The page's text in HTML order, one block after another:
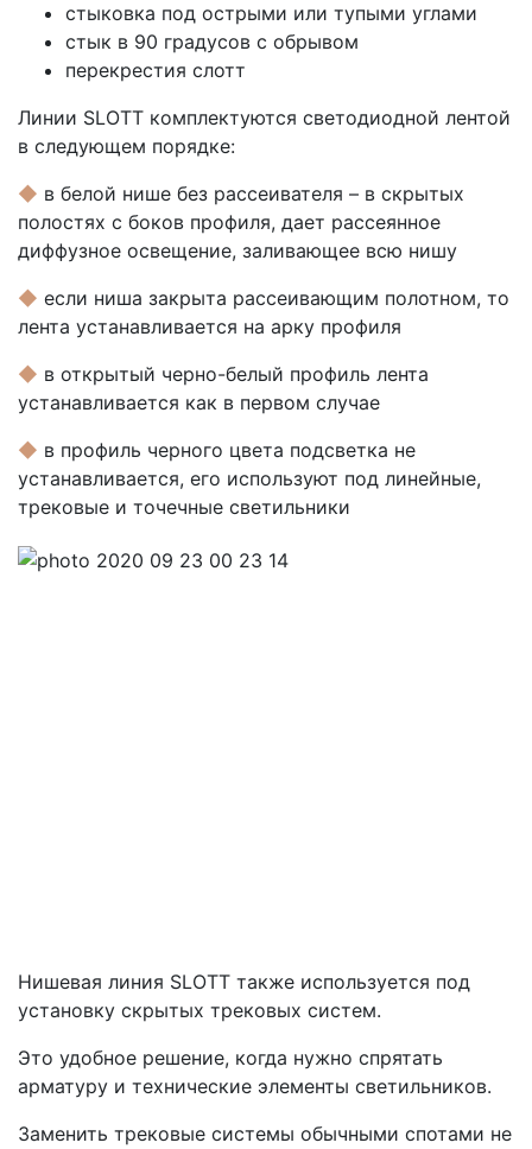
стыковка под острыми или тупыми углами
стык в 90 градусов с обрывом
перекрестия слотт
Линии SLOTT комплектуются светодиодной лентой
в следующем порядке:
◆ в белой нише без рассеивателя – в скрытых
полостях с боков профиля, дает рассеянное
диффузное освещение, заливающее всю нишу
◆ если ниша закрыта рассеивающим полотном, то
лента устанавливается на арку профиля
◆ в открытый черно-белый профиль лента
устанавливается как в первом случае
◆ в профиль черного цвета подсветка не
устанавливается, его используют под линейные,
трековые и точечные светильники
Нишевая линия SLOTT также используется под
установку скрытых трековых систем.
Это удобное решение, когда нужно спрятать
арматуру и технические элементы светильников.
Заменить трековые системы обычными спотами не